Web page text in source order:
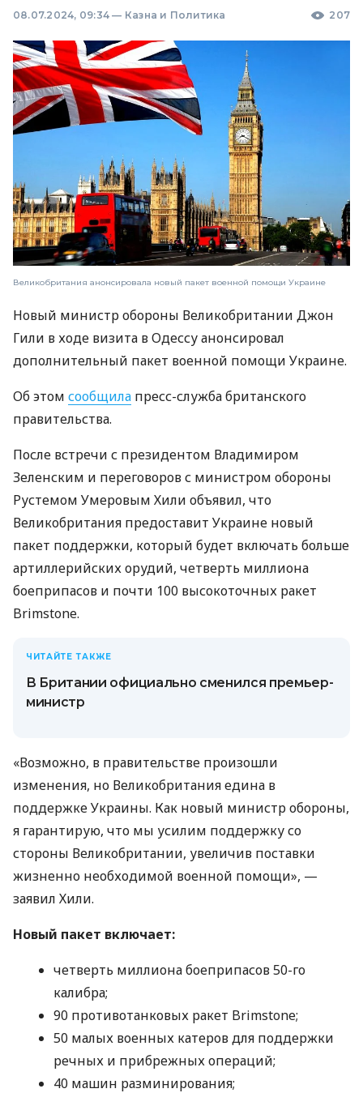
08.07.2024, 09:34 — Казна и Политика 207
Великобритания анонсировала новый пакет военной помощи Украине
Новый министр обороны Великобритании Джон
Гили в ходе визита в Одессу анонсировал
дополнительный пакет военной помощи Украине.
Об этом сообщила пресс-служба британского
правительства.
После встречи с президентом Владимиром
Зеленским и переговоров с министром обороны
Рустемом Умеровым Хили объявил, что
Великобритания предоставит Украине новый
пакет поддержки, который будет включать больше
артиллерийских орудий, четверть миллиона
боеприпасов и почти 100 высокоточных ракет
Brimstone.
ЧИТАЙТЕ ТАКЖЕ
В Британии официально сменился премьер-
министр
«Возможно, в правительстве произошли
изменения, но Великобритания едина в
поддержке Украины. Как новый министр обороны,
я гарантирую, что мы усилим поддержку со
стороны Великобритании, увеличив поставки
жизненно необходимой военной помощи», —
заявил Хили.
Новый пакет включает:
четверть миллиона боеприпасов 50-го
калибра;
90 противотанковых ракет Brimstone;
50 малых военных катеров для поддержки
речных и прибрежных операций;
40 машин разминирования;